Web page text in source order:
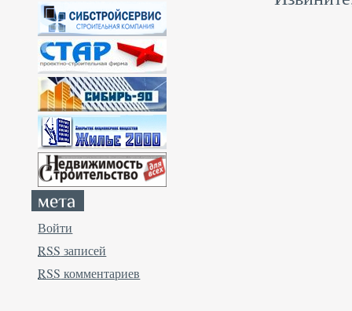
Войти
RSS записей
RSS комментариев